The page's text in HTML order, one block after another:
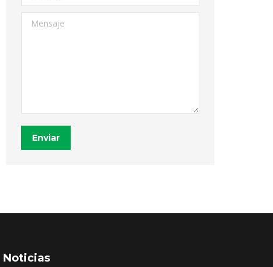
Mensaje
Enviar
Noticias